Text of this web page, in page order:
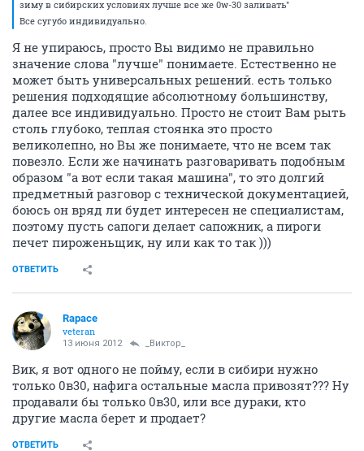
зиму в сибирских условиях лучше все же 0w-30 заливать"
Все сугубо индивидуально.
Я не упираюсь, просто Вы видимо не правильно
значение слова "лучше" понимаете. Естественно не
может быть универсальных решений. есть только
решения подходящие абсолютному большинству,
далее все индивидуально. Просто не стоит Вам рыть
столь глубоко, теплая стоянка это просто
великолепно, но Вы же понимаете, что не всем так
повезло. Если же начинать разговаривать подобным
образом "а вот если такая машина", то это долгий
предметный разговор с технической документацией,
боюсь он вряд ли будет интересен не специалистам,
поэтому пусть сапоги делает сапожник, а пироги
печет пироженьщик, ну или как то так )))
ОТВЕТИТЬ
Rapace
veteran
13 июня 2012 _Виктор_
Вик, я вот одного не пойму, если в сибири нужно
только 0в30, нафига остальные масла привозят??? Ну
продавали бы только 0в30, или все дураки, кто
другие масла берет и продает?
ОТВЕТИТЬ